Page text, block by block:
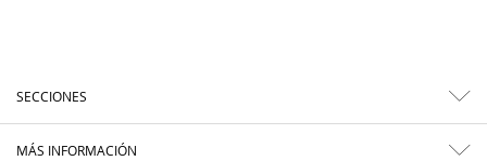
SECCIONES
MÁS INFORMACIÓN